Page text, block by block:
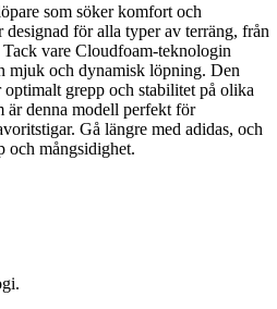
som söker komfort och
för alla typer av terräng, från
vare Cloudfoam-teknologin
mjuk och dynamisk löpning. Den
grepp och stabilitet på olika
är denna modell perfekt för
Gå längre med adidas, och
och mångsidighet.